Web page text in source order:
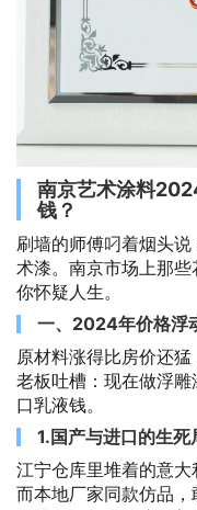
南京艺术涂料
钱？
刷墙的师傅叼着烟头
术漆。南京市场上那
你怀疑人生。
一、2024年价格浮
原材料涨得比房价还
老板吐槽：现在做浮
口乳液钱。
1.国产与进口的生死
江宁仓库里堆着的意大
而本地厂家同款仿品